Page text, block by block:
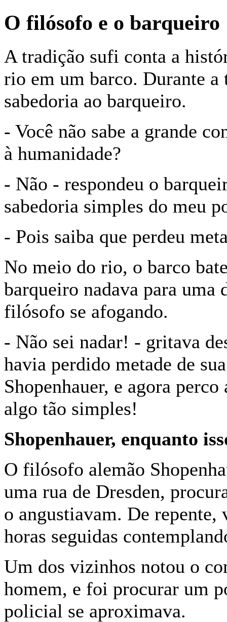
O filósofo e o barqueiro
A tradição sufi conta a
rio em um barco. Durante a
sabedoria ao barqueiro.
- Você não sabe a grande
à humanidade?
- Não - respondeu o
sabedoria simples do meu
- Pois saiba que perdeu
No meio do rio, o barco
bar­queiro nadava para uma
filósofo se afo­gando.
- Não sei nadar! - gritava
havia perdido metade de
Shopenhauer, e agora
algo tão simples!
Shopenhauer, enquanto
O filósofo alemão
uma rua de Dresden,
o angustia­vam. De
horas seguidas
Um dos vizinhos notou o
homem, e foi procurar um
policial se aproximava.